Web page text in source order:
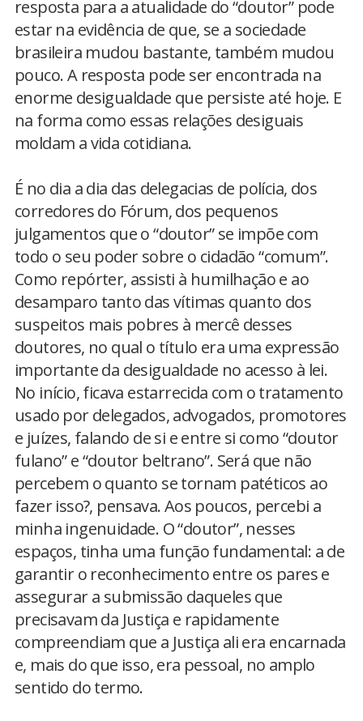
resposta para a atualidade do “doutor” pode
estar na evidência de que, se a sociedade
brasileira mudou bastante, também mudou
pouco. A resposta pode ser encontrada na
enorme desigualdade que persiste até hoje. E
na forma como essas relações desiguais
moldam a vida cotidiana.
É no dia a dia das delegacias de polícia, dos
corredores do Fórum, dos pequenos
julgamentos que o “doutor” se impõe com
todo o seu poder sobre o cidadão “comum”.
Como repórter, assisti à humilhação e ao
desamparo tanto das vítimas quanto dos
suspeitos mais pobres à mercê desses
doutores, no qual o título era uma expressão
importante da desigualdade no acesso à lei.
No início, ficava estarrecida com o tratamento
usado por delegados, advogados, promotores
e juízes, falando de si e entre si como “doutor
fulano” e “doutor beltrano”. Será que não
percebem o quanto se tornam patéticos ao
fazer isso?, pensava. Aos poucos, percebi a
minha ingenuidade. O “doutor”, nesses
espaços, tinha uma função fundamental: a de
garantir o reconhecimento entre os pares e
assegurar a submissão daqueles que
precisavam da Justiça e rapidamente
compreendiam que a Justiça ali era encarnada
e, mais do que isso, era pessoal, no amplo
sentido do termo.